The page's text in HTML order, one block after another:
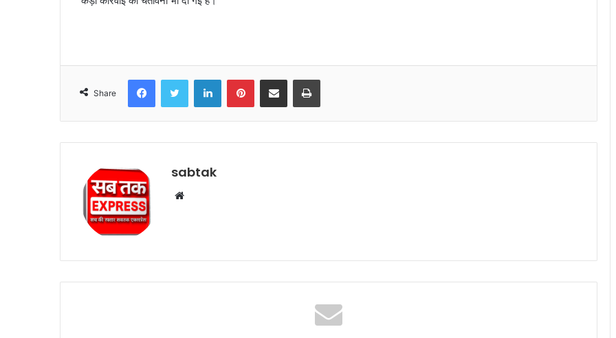
Share
FacebookTwitter LinkedInPinterestShare via Email Print
sabtak
Website